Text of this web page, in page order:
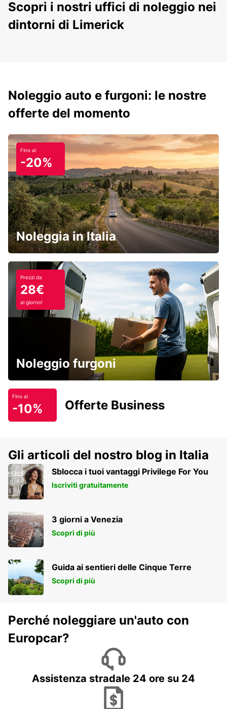
Scopri i nostri uffici di noleggio nei
dintorni di Limerick
Noleggio auto e furgoni: le nostre
offerte del momento
Fino al
-20%
Noleggia in Italia
Prezzi da
28€
al giorno!
Noleggio furgoni
Fino al
-10% Offerte Business
Gli articoli del nostro blog in Italia
Sblocca i tuoi vantaggi Privilege For You
Iscriviti gratuitamente
3 giorni a Venezia
Scopri di più
Guida ai sentieri delle Cinque Terre
Scopri di più
Perché noleggiare un'auto con
Europcar?
Assistenza stradale 24 ore su 24